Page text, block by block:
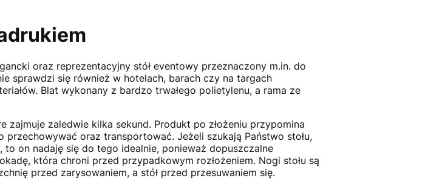
oraz reprezentacyjny stół eventowy przeznaczony m.in. do
sprawdzi się również w hotelach, barach czy na targach
Blat wykonany z bardzo trwałego polietylenu, a rama ze
zajmuje zaledwie kilka sekund. Produkt po złożeniu przypomina
przechowywać oraz transportować. Jeżeli szukają Państwo stołu,
on nadaję się do tego idealnie, ponieważ dopuszczalne
która chroni przed przypadkowym rozłożeniem. Nogi stołu są
przed zarysowaniem, a stół przed przesuwaniem się.